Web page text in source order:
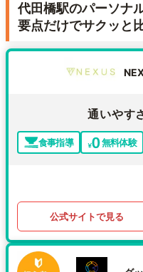
代田橋駅のパーソナ
要点だけでサクッと
通いやす
食事指導 無料体験
公式サイトで見る